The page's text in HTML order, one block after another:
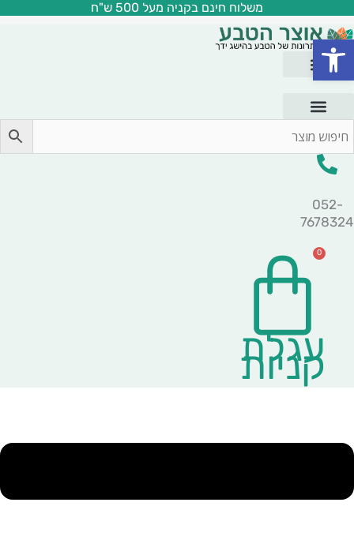
פתח סרגל נגישות
לתוכן
משלוח חינם בקניה מעל 500 ש"ח
052-
7678324
0
עגלת
קניות